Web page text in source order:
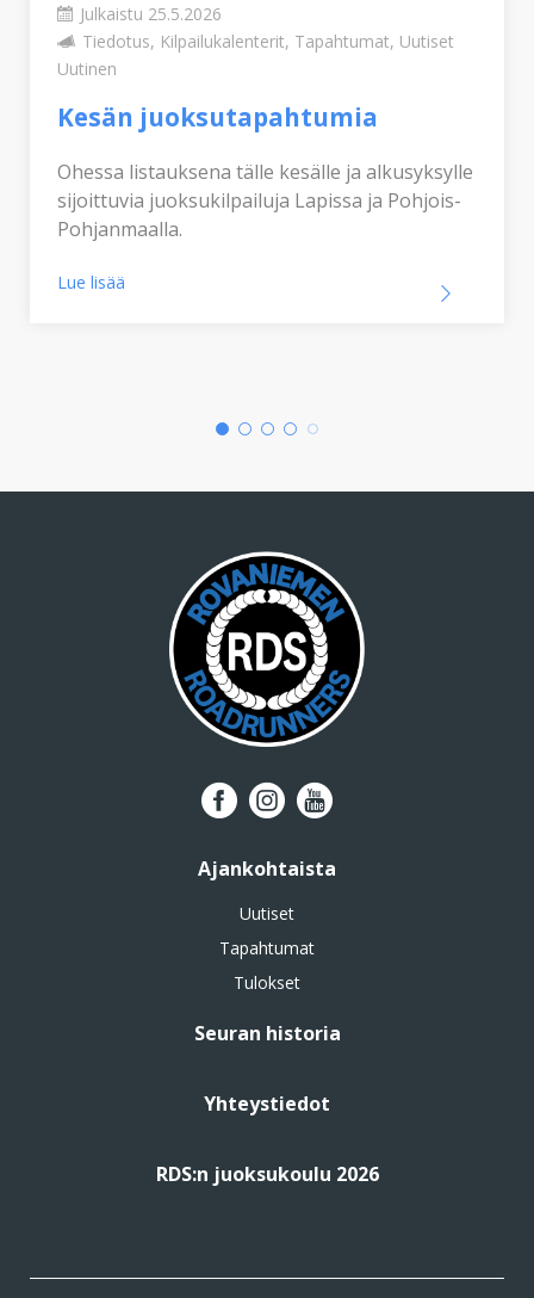
Julkaistu 25.5.2026
Tiedotus, Kilpailukalenterit, Tapahtumat, Uutiset
Uutinen
Kesän juoksutapahtumia
Ohessa listauksena tälle kesälle ja alkusyksylle
sijoittuvia juoksukilpailuja Lapissa ja Pohjois-
Pohjanmaalla.
Lue lisää
Ajankohtaista
Uutiset
Tapahtumat
Tulokset
Seuran historia
Yhteystiedot
RDS:n juoksukoulu 2026